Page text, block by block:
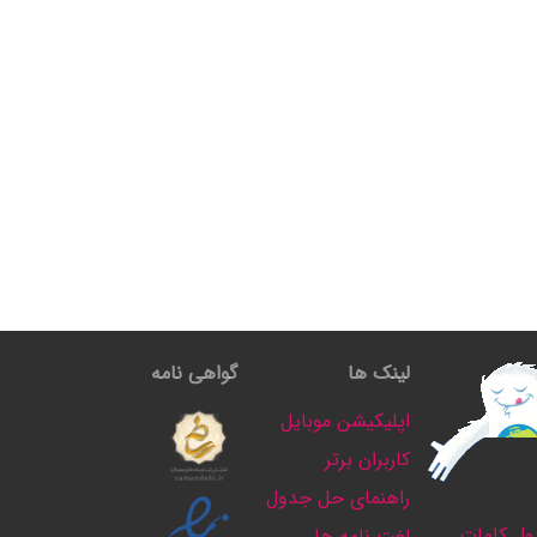
لینک ها
اپلیکیشن موبایل
کاربران برتر
راهنمای حل جدول
گواهی نامه